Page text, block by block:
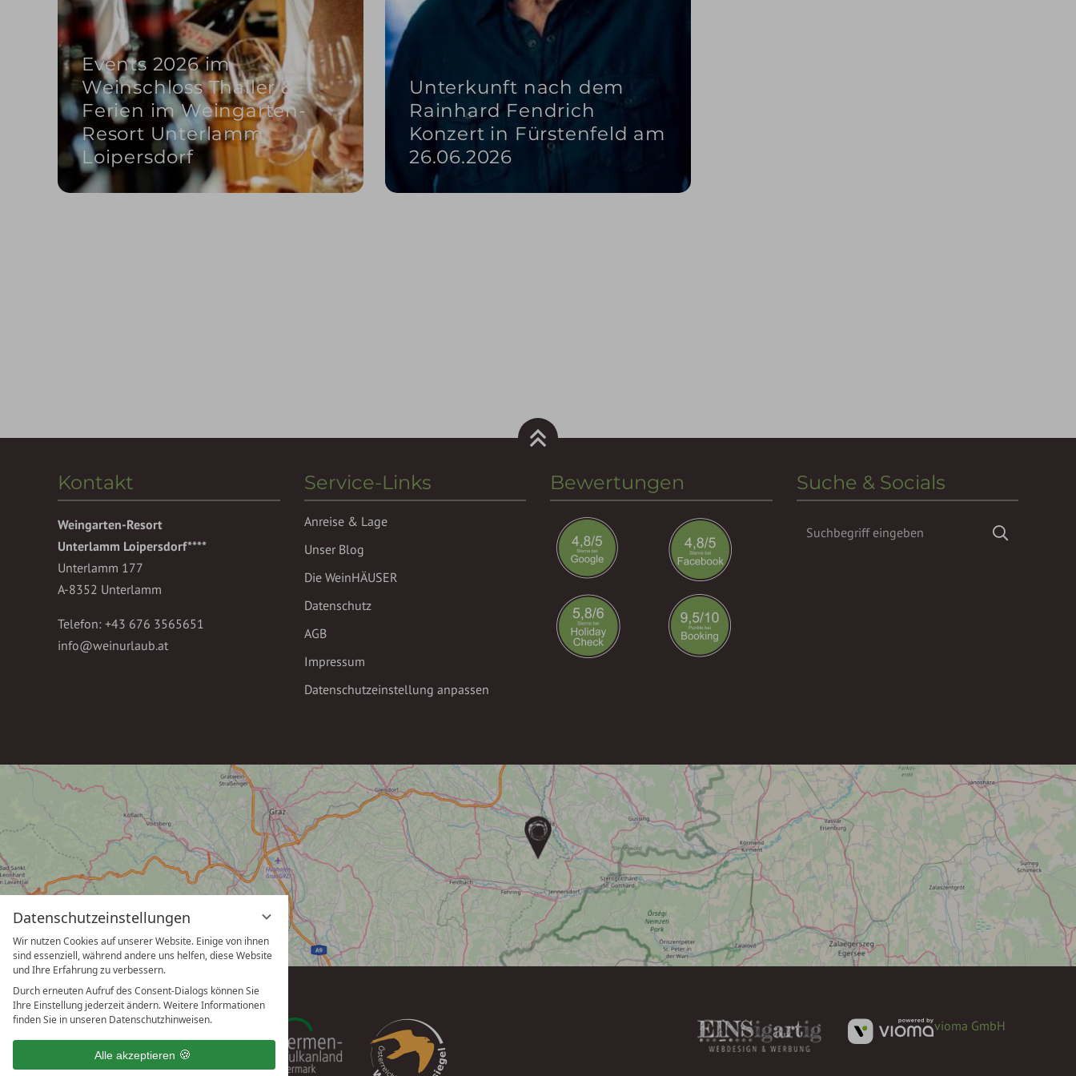
Datenschutzeinstellungen
Wir nutzen Cookies auf unserer Website. Einige von ihnen
sind essenziell, während andere uns helfen, diese Website
und Ihre Erfahrung zu verbessern.
Durch erneuten Aufruf des Consent-Dialogs können Sie
Ihre Einstellung jederzeit ändern. Weitere Informationen
finden Sie in unseren Datenschutzhinweisen.
Alle akzeptieren
Events 2026 im
Weinschloss Thaller &
Ferien im Weingarten-
Resort Unterlamm
Loipersdorf
Unterkunft nach dem
Rainhard Fendrich
Konzert in Fürstenfeld am
26.06.2026
Kontakt
Weingarten-Resort
Unterlamm Loipersdorf****
Unterlamm 177
A-8352 Unterlamm
Telefon: +43 676 3565651
info@weinurlaub.at
Service-Links
Anreise & Lage
Unser Blog
Die WeinHÄUSER
Datenschutz
AGB
Impressum
Datenschutzeinstellung anpassen
Bewertungen Suche & Socials
vioma GmbH